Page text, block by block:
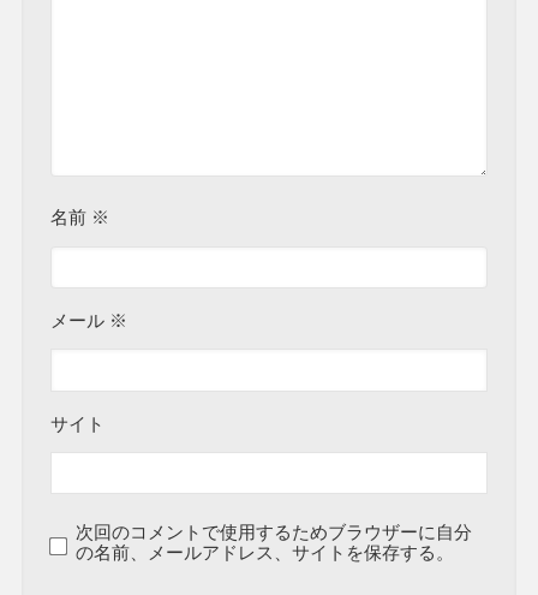
名前 ※
メール ※
サイト
次回のコメントで使用するためブラウザーに自分
の名前、メールアドレス、サイトを保存する。